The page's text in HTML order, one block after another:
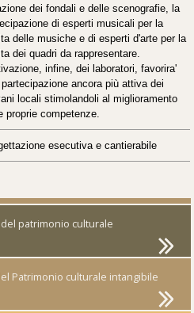
dei fondali e delle scenografie, la
di esperti musicali per la
delle musiche e di esperti d'arte per la
dei quadri da rappresentare.
infine, dei laboratori, favorira'
partecipazione ancora più attiva dei
locali stimolandoli al miglioramento
proprie competenze.
esecutiva e cantierabile
patrimonio culturale
Patrimonio culturale intangibile